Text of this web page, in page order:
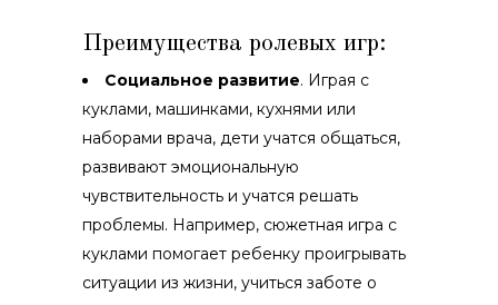
Преимущества ролевых игр:
Социальное развитие. Играя с
куклами, машинками, кухнями или
наборами врача, дети учатся общаться,
развивают эмоциональную
чувствительность и учатся решать
проблемы. Например, сюжетная игра с
куклами помогает ребенку проигрывать
ситуации из жизни, учиться заботе о